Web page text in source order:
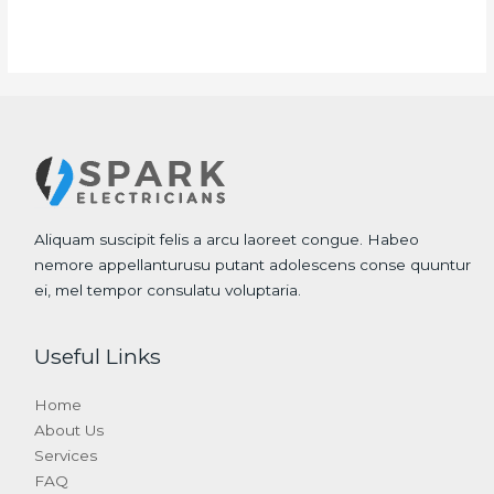
Aliquam suscipit felis a arcu laoreet congue. Habeo
nemore appellanturusu putant adolescens conse quuntur
ei, mel tempor consulatu voluptaria.
Useful Links
Home
About Us
Services
FAQ